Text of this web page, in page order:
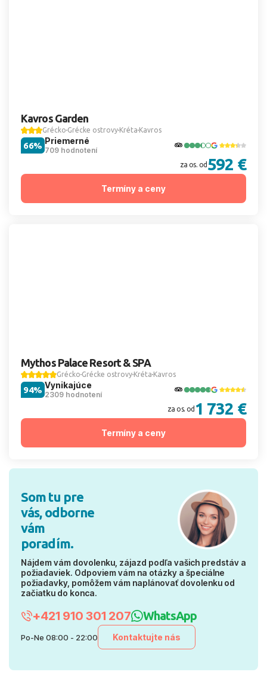
Kavros Garden
Grécko Grécke ostrovy Kréta Kavros
Priemerné
709 hodnotení
66%
za os. od 592 €
Termíny a ceny
Mythos Palace Resort & SPA
Grécko Grécke ostrovy Kréta Kavros
Vynikajúce
2309 hodnotení
94%
za os. od 1 732 €
Termíny a ceny
Som tu pre
vás, odborne
vám
poradím.
Nájdem vám dovolenku, zájazd podľa vašich predstáv a
požiadaviek. Odpoviem vám na otázky a špeciálne
požiadavky, pomôžem vám naplánovať dovolenku od
začiatku do konca.
+421 910 301 207 WhatsApp
Po-Ne 08:00 - 22:00 Kontaktujte nás